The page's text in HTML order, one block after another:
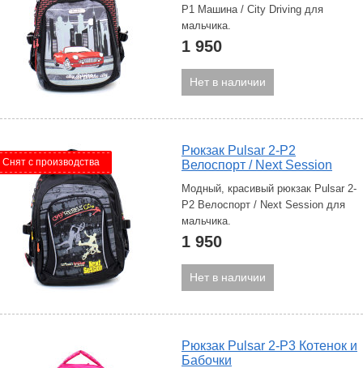
P1 Машина / City Driving для
мальчика.
1 950
Нет в наличии
Снят с производства
Рюкзак Pulsar 2-P2
Велоспорт / Next Session
Модный, красивый рюкзак Pulsar 2-
P2 Велоспорт / Next Session для
мальчика.
1 950
Нет в наличии
Рюкзак Pulsar 2-P3 Котенок и
Бабочки